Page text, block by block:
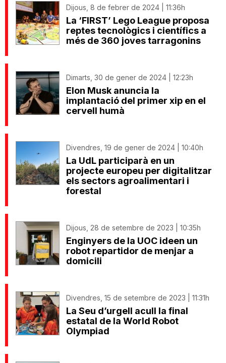
Dijous, 8 de febrer de 2024 | 11:36h
La ‘FIRST’ Lego League proposa
reptes tecnològics i científics a
més de 360 joves tarragonins
Dimarts, 30 de gener de 2024 | 12:23h
Elon Musk anuncia la
implantació del primer xip en el
cervell humà
Divendres, 19 de gener de 2024 | 10:40h
La UdL participarà en un
projecte europeu per digitalitzar
els sectors agroalimentari i
forestal
Dijous, 28 de setembre de 2023 | 10:35h
Enginyers de la UOC ideen un
robot repartidor de menjar a
domicili
Divendres, 15 de setembre de 2023 | 11:31h
La Seu d’urgell acull la final
estatal de la World Robot
Olympiad